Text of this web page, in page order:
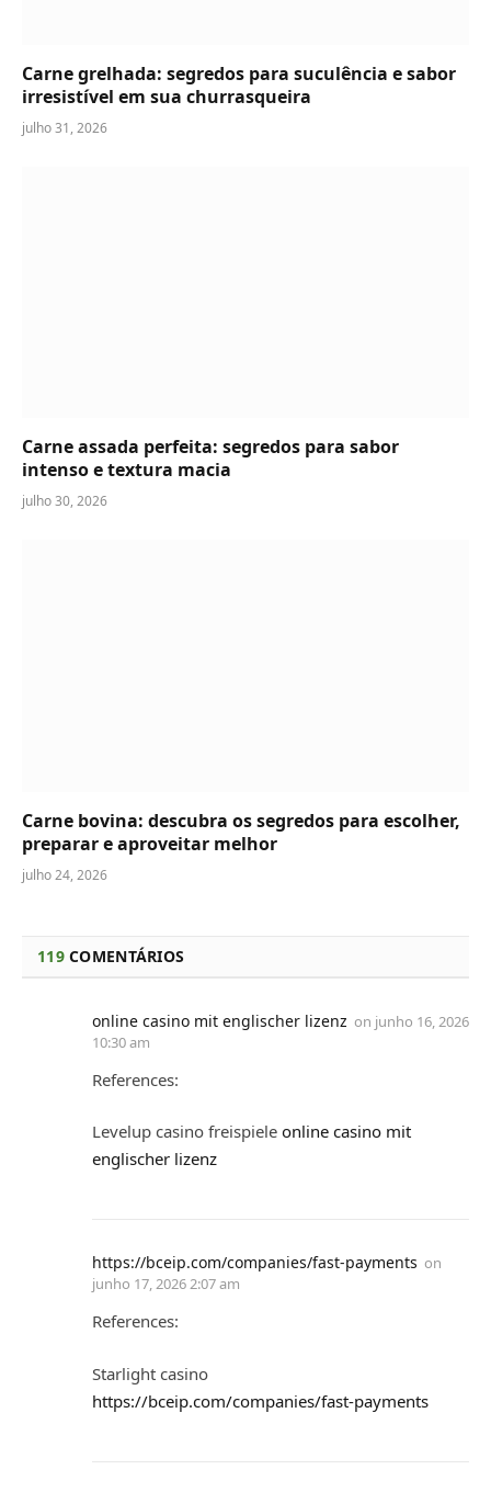
Carne grelhada: segredos para suculência e sabor
irresistível em sua churrasqueira
julho 31, 2026
Carne assada perfeita: segredos para sabor
intenso e textura macia
julho 30, 2026
Carne bovina: descubra os segredos para escolher,
preparar e aproveitar melhor
julho 24, 2026
119COMENTÁRIOS
online casino mit englischer lizenz on junho 16, 2026
10:30 am
References:
Levelup casino freispiele online casino mit
englischer lizenz
https://bceip.com/companies/fast-payments on
junho 17, 2026 2:07 am
References:
Starlight casino
https://bceip.com/companies/fast-payments